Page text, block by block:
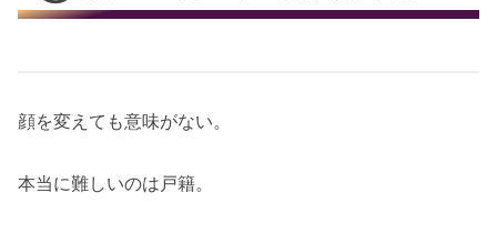
顔を変えても意味がない。
本当に難しいのは戸籍。